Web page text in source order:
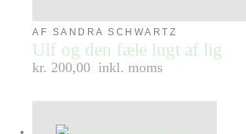
AF SANDRA SCHWARTZ
Ulf og den fæle lugt af lig
kr. 200,00 inkl. moms